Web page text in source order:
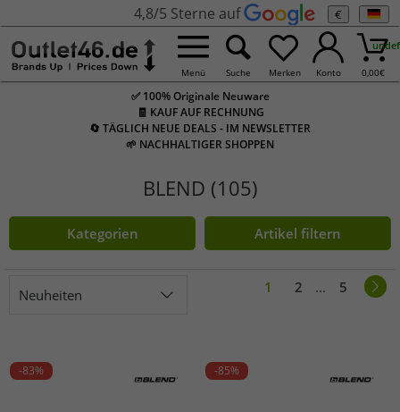
4,8/5 Sterne auf €
Menü Suche Merken Konto 0,00€
✅ 100% Originale Neuware
🧾 KAUF AUF RECHNUNG
🔄 TÄGLICH NEUE DEALS - IM NEWSLETTER
🌱 NACHHALTIGER SHOPPEN
BLEND (105)
Kategorien Artikel filtern
Neuheiten 1 2 ... 5
-83% -85%